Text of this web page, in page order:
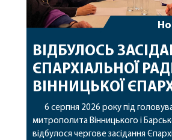
ВІДБУЛОСЬ
ЄПАРХІАЛЬНОЇ
ВІННИЦЬКОЇ
6 серпня 2026 року під
митрополита Вінницького і
відбулося чергове засідання